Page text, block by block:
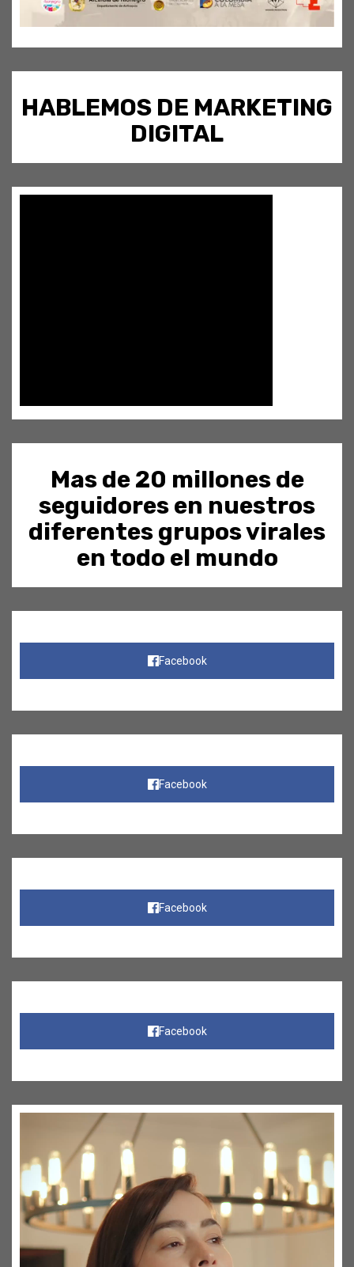
HABLEMOS DE MARKETING
DIGITAL
Mas de 20 millones de
seguidores en nuestros
diferentes grupos virales
en todo el mundo
Facebook
Facebook
Facebook
Facebook